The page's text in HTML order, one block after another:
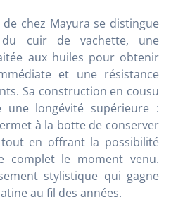
de chez Mayura se distingue
cuir de vachette, une
aux huiles pour obtenir
et une résistance
Sa construction en cousu
une longévité supérieure :
à la botte de conserver
en offrant la possibilité
complet le moment venu.
stylistique qui gagne
au fil des années.